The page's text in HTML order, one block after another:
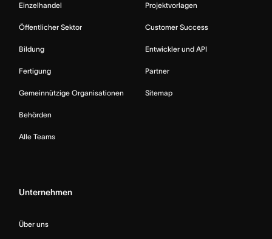
Einzelhandel
Öffentlicher Sektor
Bildung
Fertigung
Gemeinnützige Organisationen
Behörden
Alle Teams
Projektvorlagen
Customer Success
Entwickler und API
Partner
Sitemap
Unternehmen
Über uns